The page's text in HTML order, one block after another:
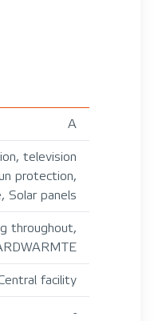
A
television
protection,
Solar panels
throughout,
facility
-